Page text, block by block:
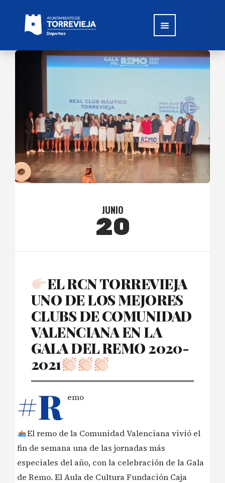
JUNIO
20
EL RCN TORREVIEJA
UNO DE LOS MEJORES
CLUBS DE COMUNIDAD
VALENCIANA EN LA
GALA DEL REMO 2020-
2021
#R emo
El remo de la Comunidad Valenciana vivió el
fin de semana una de las jornadas más
especiales del año, con la celebración de la Gala
de Remo. El Aula de Cultura Fundación Caja